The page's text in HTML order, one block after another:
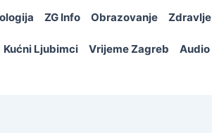
ZG Info Obrazovanje Zdravlje
Kućni Ljubimci Vrijeme Zagreb Audio